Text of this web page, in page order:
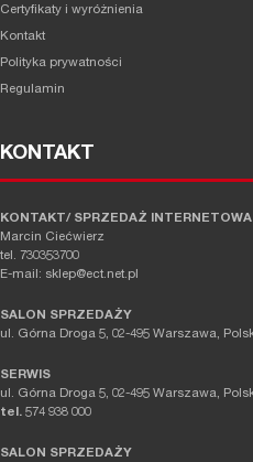
Certyfikaty i wyróżnienia
Kontakt
Polityka prywatności
Regulamin
KONTAKT
KONTAKT/ SPRZEDAŻ INTERNETOWA
Marcin Ciećwierz
tel. 730353700
E-mail: sklep@ect.net.pl
SALON SPRZEDAŻY
ul. Górna Droga 5, 02-495 Warszawa,
SERWIS
ul. Górna Droga 5, 02-495 Warszawa,
tel. 574 938 000
SALON SPRZEDAŻY